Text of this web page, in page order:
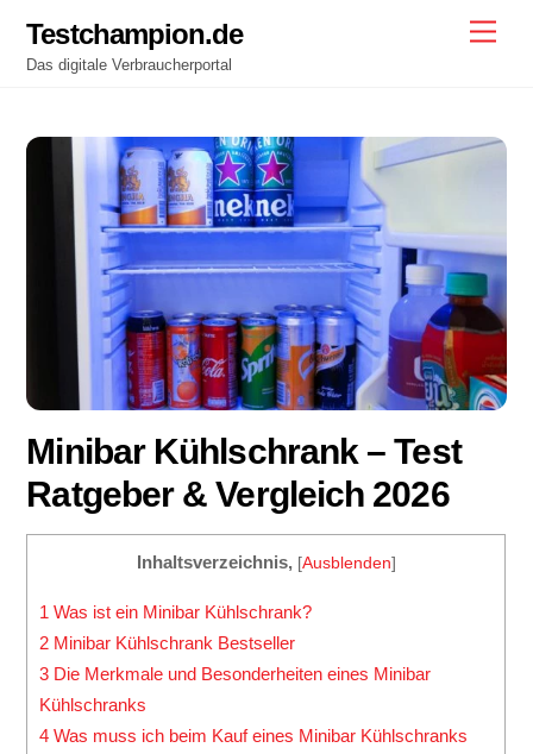
content
Testchampion.de
Das digitale Verbraucherportal
Minibar Kühlschrank – Test
Ratgeber & Vergleich 2026
Inhaltsverzeichnis, [Ausblenden]
1 Was ist ein Minibar Kühlschrank?
2 Minibar Kühlschrank Bestseller
3 Die Merkmale und Besonderheiten eines Minibar
Kühlschranks
4 Was muss ich beim Kauf eines Minibar Kühlschranks